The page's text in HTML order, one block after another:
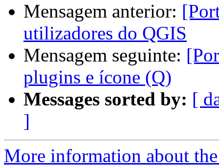
Mensagem anterior:
utilizadores do QGIS
Mensagem seguinte:
plugins e ícone (Q)
Messages sorted by: [
]
More information about